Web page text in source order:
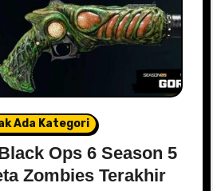
Ada Kategori
Ops 6 Season 5
Zombies Terakhir